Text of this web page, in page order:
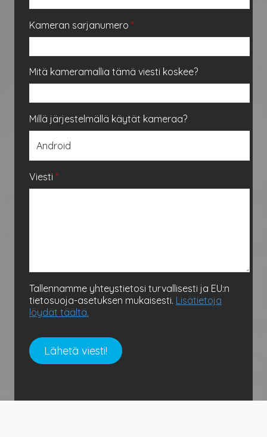
Kameran sarjanumero *
Mitä kameramallia tämä viesti koskee?
Millä järjestelmällä käytät kameraa?
Viesti *
Tallennamme yhteystietosi turvallisesti ja EU:n
tietosuoja-asetuksen mukaisesti. Lisätietoja
löydät täältä.